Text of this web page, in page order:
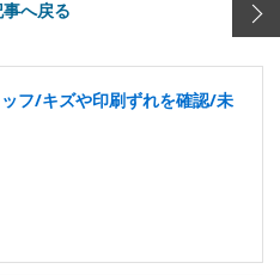
事へ戻る
フ/キズや印刷ずれを確認/未